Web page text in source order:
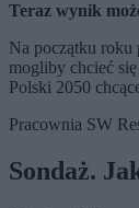
Teraz wynik
Na początku roku
mogliby chcieć
Polski 2050
Pracownia SW
Sondaż.